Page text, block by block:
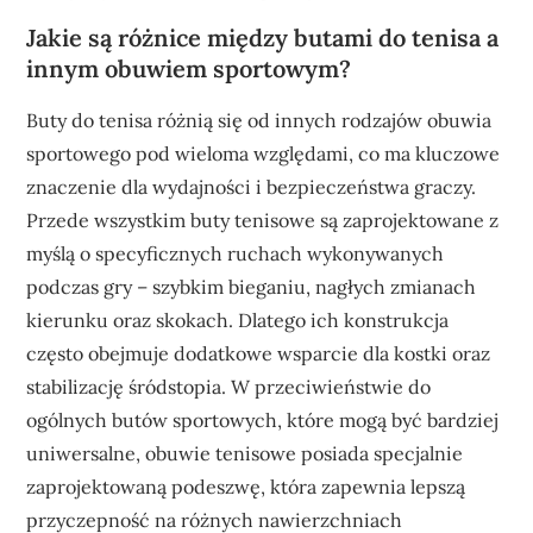
Jakie są różnice między butami do tenisa a
innym obuwiem sportowym?
Buty do tenisa różnią się od innych rodzajów obuwia
sportowego pod wieloma względami, co ma kluczowe
znaczenie dla wydajności i bezpieczeństwa graczy.
Przede wszystkim buty tenisowe są zaprojektowane z
myślą o specyficznych ruchach wykonywanych
podczas gry – szybkim bieganiu, nagłych zmianach
kierunku oraz skokach. Dlatego ich konstrukcja
często obejmuje dodatkowe wsparcie dla kostki oraz
stabilizację śródstopia. W przeciwieństwie do
ogólnych butów sportowych, które mogą być bardziej
uniwersalne, obuwie tenisowe posiada specjalnie
zaprojektowaną podeszwę, która zapewnia lepszą
przyczepność na różnych nawierzchniach